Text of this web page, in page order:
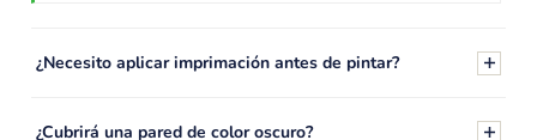
¿Necesito aplicar imprimación antes de pintar?
¿Cubrirá una pared de color oscuro?